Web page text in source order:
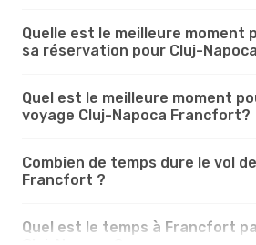
Quelle est le meilleure moment
sa réservation pour Cluj-
Quel est le meilleure moment
voyage Cluj-Napoca Francfort?
Combien de temps dure le vol
Francfort ?
Quel est le temps à Francfort